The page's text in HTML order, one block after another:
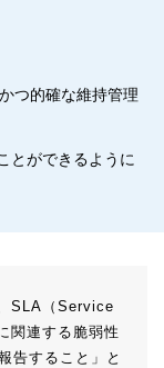
つ的確な維持管理
とができるように
SLA（Service
関連する脆弱性
告すること」と